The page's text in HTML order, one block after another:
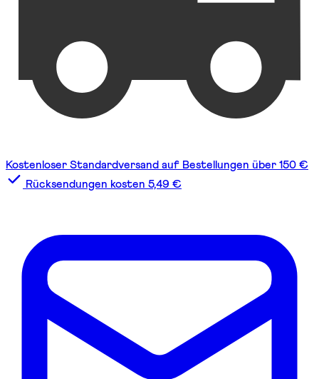
Kostenloser Standardversand auf Bestellungen über 150 €
Rücksendungen kosten 5,49 €